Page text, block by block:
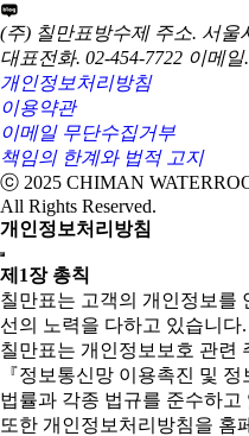
(주) 칠만표방수제 주소. 서울
대표전화. 02-454-7722 이메일
개인정보처리방침
이용약관
이메일 무단수집거부
책임의 한계와 법적 고지
ⓒ 2025 CHIMAN
All Rights Reserved.
개인정보처리방침
제1장 총칙
칠만표는 고객의 개인정보를
선의 노력을 다하고 있습니다.
칠만표는 개인정보보호 관련
『정보통신망 이용촉진 및
법률과 각종 법규를 준수하고
또한 개인정보처리방침을 홈